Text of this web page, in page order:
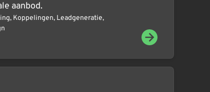
aanbod.
, Koppelingen, Leadgeneratie,